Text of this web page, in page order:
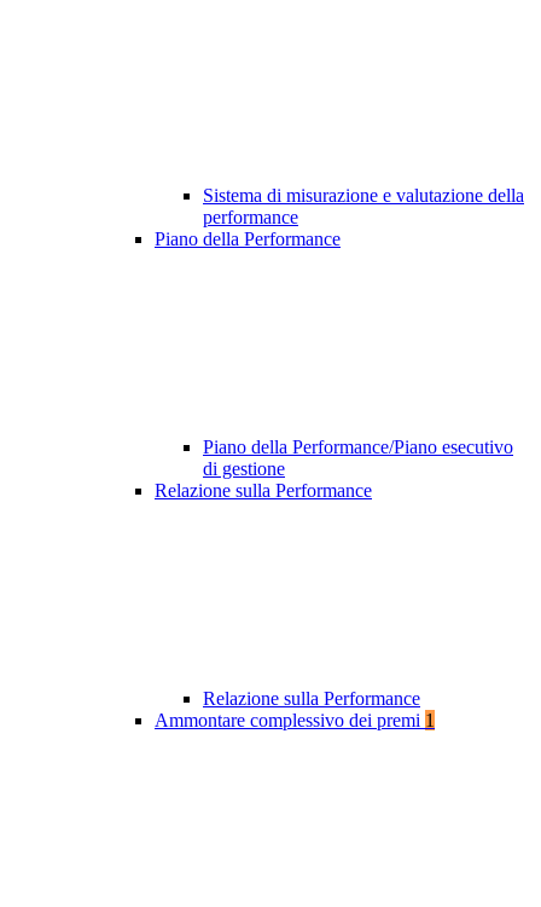
Sistema di misurazione e valutazione della
performance
Piano della Performance
Piano della Performance/Piano esecutivo
di gestione
Relazione sulla Performance
Relazione sulla Performance
Ammontare complessivo dei premi 1